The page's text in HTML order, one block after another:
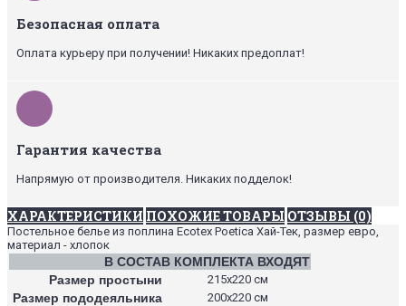
Безопасная оплата
Оплата курьеру при получении! Никаких предоплат!
Гарантия качества
Напрямую от производителя. Никаких подделок!
ХАРАКТЕРИСТИКИ ПОХОЖИЕ ТОВАРЫ ОТЗЫВЫ (0)
Постельное белье из поплина Ecotex Poetica Хай-Тек, размер евро,
материал - хлопок
В СОСТАВ КОМПЛЕКТА ВХОДЯТ
Размер простыни
215х220 см
Размер пододеяльника 200х220 см